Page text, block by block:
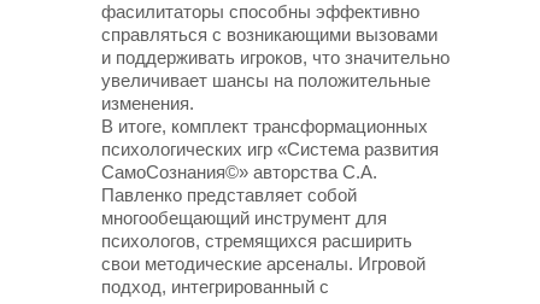
фасилитаторы способны эффективно
справляться с возникающими вызовами
и поддерживать игроков, что значительно
увеличивает шансы на положительные
изменения.
В итоге, комплект трансформационных
психологических игр «Система развития
СамоСознания©» авторства С.А.
Павленко представляет собой
многообещающий инструмент для
психологов, стремящихся расширить
свои методические арсеналы. Игровой
подход, интегрированный с